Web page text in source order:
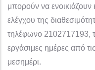
μπορούν να
ελέγχου της
τηλέφωνο 2102717193,
εργάσιμες ημέρες από
μεσημέρι.